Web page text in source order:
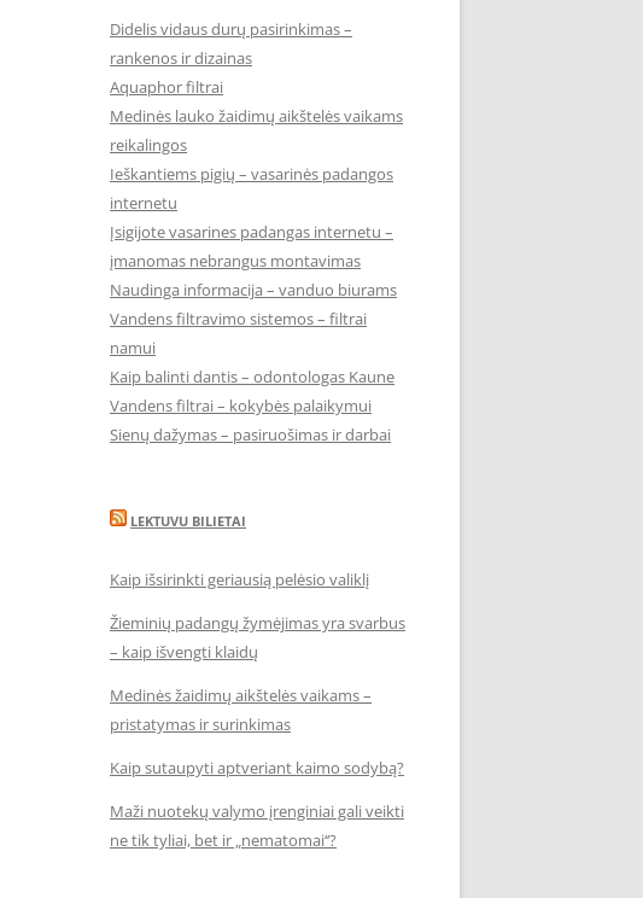
Didelis vidaus durų pasirinkimas –
rankenos ir dizainas
Aquaphor filtrai
Medinės lauko žaidimų aikštelės vaikams
reikalingos
Ieškantiems pigių – vasarinės padangos
internetu
Įsigijote vasarines padangas internetu –
įmanomas nebrangus montavimas
Naudinga informacija – vanduo biurams
Vandens filtravimo sistemos – filtrai
namui
Kaip balinti dantis – odontologas Kaune
Vandens filtrai – kokybės palaikymui
Sienų dažymas – pasiruošimas ir darbai
LEKTUVU BILIETAI
Kaip išsirinkti geriausią pelėsio valiklį
Žieminių padangų žymėjimas yra svarbus
– kaip išvengti klaidų
Medinės žaidimų aikštelės vaikams –
pristatymas ir surinkimas
Kaip sutaupyti aptveriant kaimo sodybą?
Maži nuotekų valymo įrenginiai gali veikti
ne tik tyliai, bet ir „nematomai‘‘?